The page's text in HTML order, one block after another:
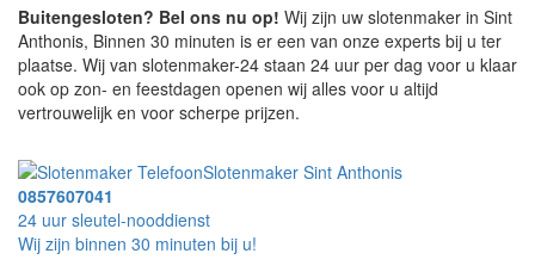
Buitengesloten? Bel ons nu op! Wij zijn uw slotenmaker in Sint
Anthonis, Binnen 30 minuten is er een van onze experts bij u ter
plaatse. Wij van slotenmaker-24 staan 24 uur per dag voor u klaar
ook op zon- en feestdagen openen wij alles voor u altijd
vertrouwelijk en voor scherpe prijzen.
Slotenmaker Sint Anthonis
0857607041
24 uur sleutel-nooddienst
Wij zijn binnen 30 minuten bij u!